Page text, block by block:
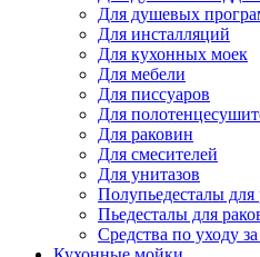
Для душевых
Для инсталляций
Для кухонных моек
Для мебели
Для писсуаров
Для
Для раковин
Для смесителей
Для унитазов
Полупьедесталы
Пьедесталы для
Средства по уходу